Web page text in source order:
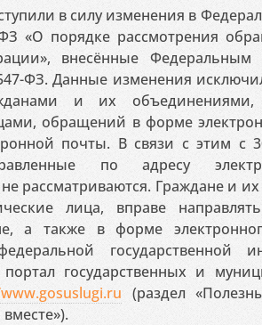
в силу изменения в
«О порядке рассмотрения
внесённые
ФЗ. Данные изменения
и их
обращений в форме
почты. В связи с этим с
по адресу
не рассматриваются. Граждане и
лица, вправе
а также в форме
государственной
государственных и
(раздел